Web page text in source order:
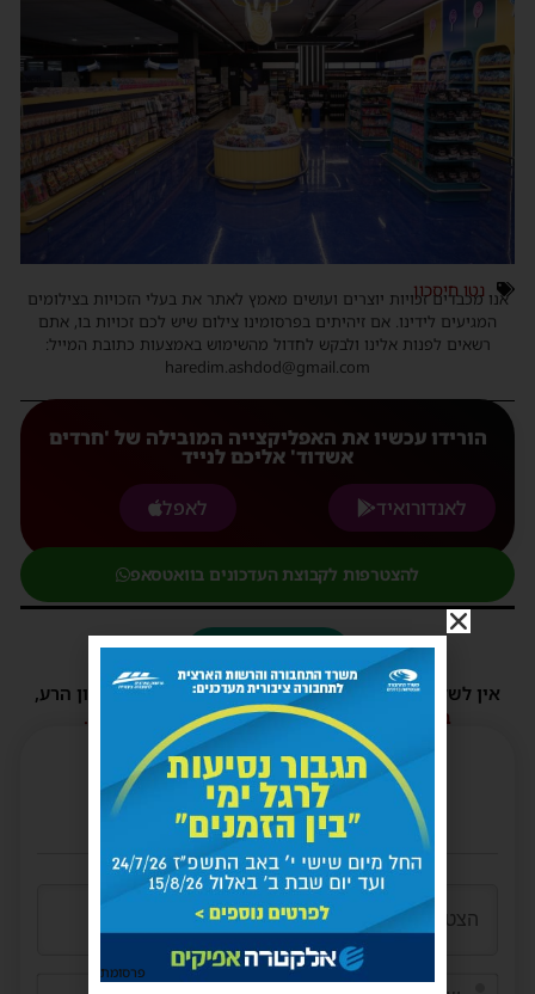
נטו חיסכון
אנו מכבדים זכויות יוצרים ועושים מאמץ לאתר את בעלי הזכויות בצילומים
המגיעים לידינו. אם זיהיתים בפרסומינו צילום שיש לכם זכויות בו, אתם
רשאים לפנות אלינו ולבקש לחדול מהשימוש באמצעות כתובת המייל:
haredim.ashdod@gmail.com
הורידו עכשיו את האפליקצייה המובילה של 'חרדים
אשדוד' אליכם לנייד
לאנדורואיד
לאפל
להצטרפות לקבוצת העדכונים בוואטסאפ
4 תגובות
אין לשלוח תגובות שאינם הולמות או מכילות דברי לשון הרע,
הסתה ורכילות.
במידה ולא ניתן להגיב - הכתבה סגורה לתגובות.
פרסומת